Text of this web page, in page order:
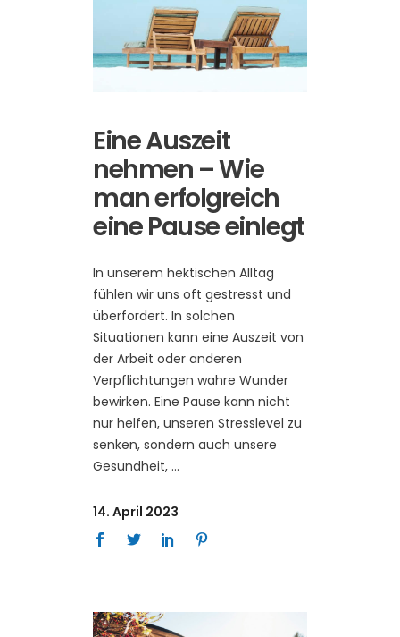
Eine Auszeit
nehmen – Wie
man erfolgreich
eine Pause einlegt
In unserem hektischen Alltag
fühlen wir uns oft gestresst und
überfordert. In solchen
Situationen kann eine Auszeit von
der Arbeit oder anderen
Verpflichtungen wahre Wunder
bewirken. Eine Pause kann nicht
nur helfen, unseren Stresslevel zu
senken, sondern auch unsere
Gesundheit,
14. April 2023